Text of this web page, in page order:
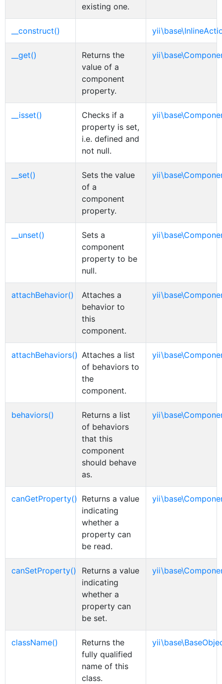
existing one.
__construct()
__get()
Returns the
value of a
component
property.
__isset()
Checks if a
property is set,
i.e. defined and
not null.
__set()
Sets the value
of a
component
property.
__unset()
Sets a
component
property to be
null.
attachBehavior()
Attaches a
behavior to
this
component.
attachBehaviors() Attaches a list
of behaviors to
the
component.
behaviors()
Returns a list
of behaviors
that this
component
should behave
as.
canGetProperty() Returns a value
indicating
whether a
property can
be read.
canSetProperty()
Returns a value
indicating
whether a
property can
be set.
className()
Returns the
fully qualified
name of this
class.